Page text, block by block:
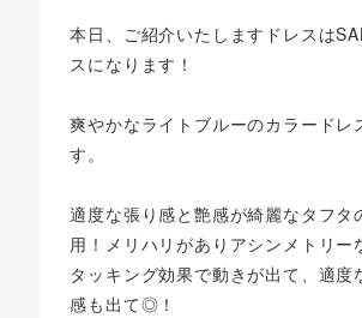
本日、ご紹介いたしますドレスは
スになります！
爽やかなライトブルーのカラードレ
す。
適度な張り感と艶感が綺麗なタフタ
用！メリハリがありアシンメトリー
タッキング効果で動きが出て、適度
感も出て◎！